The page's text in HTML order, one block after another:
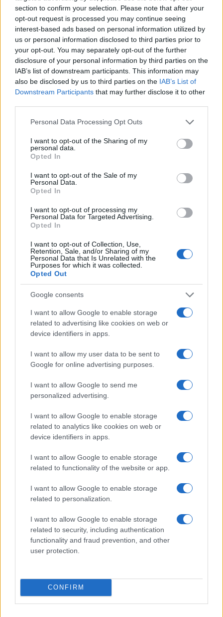
section to confirm your selection. Please note that after your
opt-out request is processed you may continue seeing
interest-based ads based on personal information utilized by
us or personal information disclosed to third parties prior to
your opt-out. You may separately opt-out of the further
disclosure of your personal information by third parties on the
IAB’s list of downstream participants. This information may
also be disclosed by us to third parties on the IAB’s List of
Downstream Participants that may further disclose it to other
Please note that this website/app uses one or more Google
not limited to your visit or usage behaviour. You may click to
grant or deny consent to Google and its third-party tags to
use your data for below specified purposes in below Google
consent section.
Personal Data Processing Opt Outs
I want to opt-out of the Sharing of my
personal data.
Opted In
I want to opt-out of the Sale of my
Personal Data.
Opted In
I want to opt-out of processing my
Personal Data for Targeted Advertising.
Opted In
I want to opt-out of Collection, Use,
Retention, Sale, and/or Sharing of my
Personal Data that Is Unrelated with the
Purposes for which it was collected.
Opted Out
Google consents
I want to allow Google to enable storage
related to advertising like cookies on web or
device identifiers in apps.
I want to allow my user data to be sent to
Google for online advertising purposes.
I want to allow Google to send me
personalized advertising.
I want to allow Google to enable storage
related to analytics like cookies on web or
device identifiers in apps.
I want to allow Google to enable storage
related to functionality of the website or app.
I want to allow Google to enable storage
related to personalization.
I want to allow Google to enable storage
related to security, including authentication
functionality and fraud prevention, and other
user protection.
CONFIRM
Continua a leggere
CAMPIONATI E COMPETIZIONI
Udinese vince la Friuli Venezia Giulia Cup 2026: il Barcellona
sconfitto all’ultimo minuto
SQUADRE
Sergi Roberto firma con i LA Galaxy: dettagli sul
trasferimento e il futuro in America
MERCATO E TRASFERIMENTI